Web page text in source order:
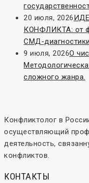
20 июля, 2026
КОНФЛИКТА: от
СМД-диагностики
9 июля, 2026О
сложного жанра.
Конфликтолог в
осуществляющий
деятельность,
конфликтов.
КОНТАКТЫ